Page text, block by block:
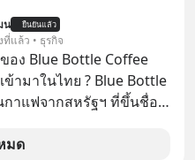
องหลังโปรเจกต์อวกาศที่
กรมหาศาล วันนี้เราจะมา
อกความลวงโลกนี้กัน ใครที่
ของมนุษยชาติอยู่บนดาว
Podcast ของผมกัน
น ยืนยันแล้ว
ที่แล้ว • ธุรกิจ
อง Blue Bottle Coffee
ข้ามาในไทย ? Blue Bottle
กาแฟจากสหรัฐฯ ที่ขึ้นชื่อ
ทศไทย ที่ Central Park
มด